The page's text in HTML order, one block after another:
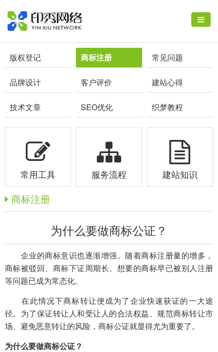
版权登记 商标注册 常见问题
品牌设计 客户评价 建站心得
技术文章 SEO优化 织梦教程
常用工具 服务流程 建站知识
商标注册
为什么要做商标公证？
企业的商标意识也逐渐增强。随着商标注册量的增多，
商标被驳回、商标下证周期长、想要的商标早已被别人注册
等问题已成为常态化。
在此情况下商标转让便成为了企业快速获证的一大途
径。为了保证转让人和受让人的合法权益、规范商标转让市
场、避免恶意转让的风险，商标公证就显得尤为重要了。
为什么要做商标公证？